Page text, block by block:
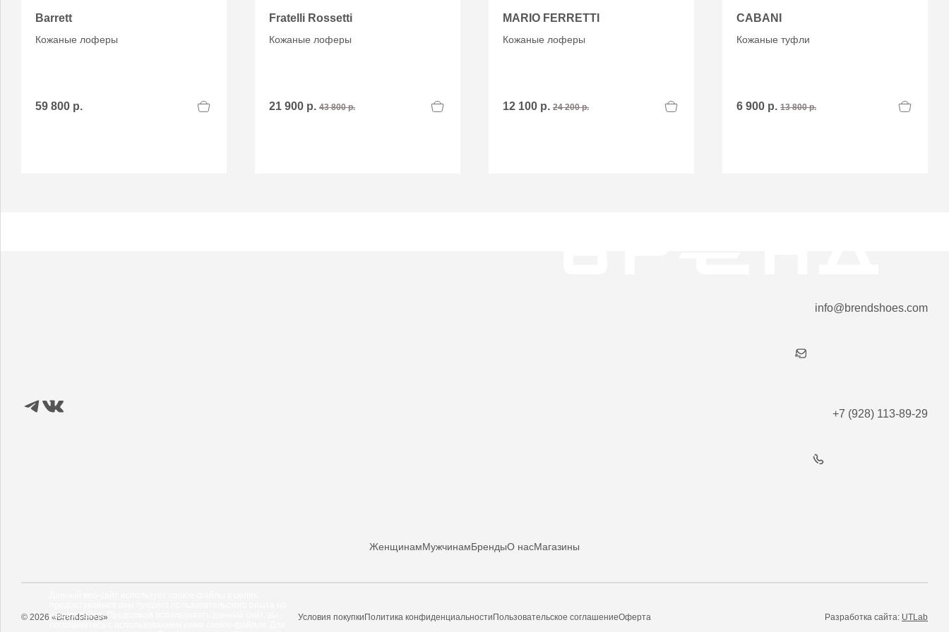
Barrett
Кожаные лоферы
59 800 р.
Fratelli Rossetti
Кожаные лоферы
21 900 р. 43 800 р.
MARIO FERRETTI
Кожаные лоферы
12 100 р. 24 200 р.
CABANI
Кожаные туфли
6 900 р. 13 800 р.
ЖенщинамМужчинамБрендыО насМагазины
info@brendshoes.com
+7 (928) 113-89-29
© 2026 «Brendshoes» Условия покупки Политика конфиденциальности Пользовательское соглашениеОферта Разработка сайта: UTLab
нашем сайте. Продолжая использовать данный сайт, вы